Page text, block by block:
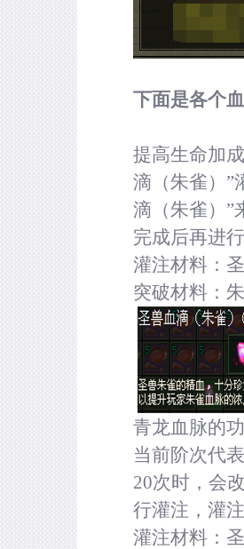
下面是各个
提高生命加
滴（朱雀）”
滴（朱雀）”
完成后再进
灌注材料：
突破材料：
青龙血脉的
当前阶次代
20次时，会
行灌注，灌
灌注材料：